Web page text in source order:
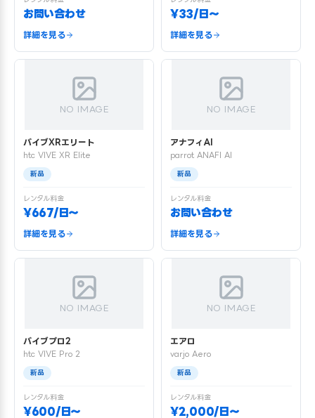
お問い合わせ
詳細を見る
¥33/日〜
詳細を見る
NO IMAGE
バイブXRエリート
htc VIVE XR Elite
新品
レンタル料金
¥667/日〜
詳細を見る
NO IMAGE
アナフィAI
parrot ANAFI AI
新品
レンタル料金
お問い合わせ
詳細を見る
NO IMAGE
バイブプロ2
htc VIVE Pro 2
新品
レンタル料金
¥600/日〜
NO IMAGE
エアロ
varjo Aero
新品
レンタル料金
¥2,000/日〜